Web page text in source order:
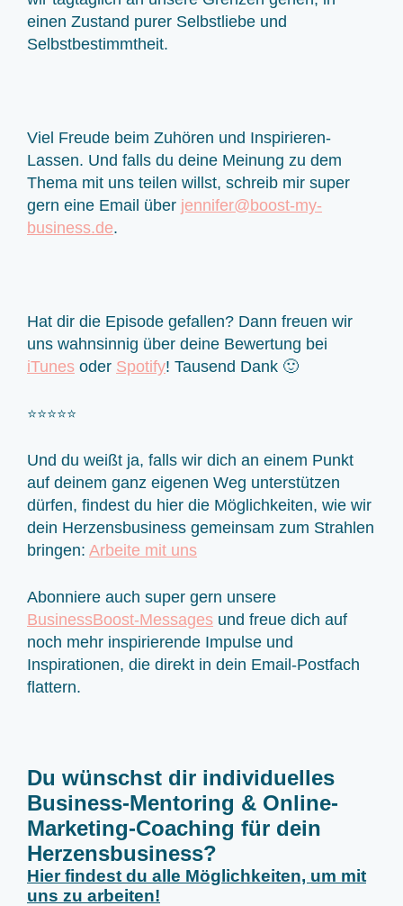
einen Zustand purer Selbstliebe und
Selbstbestimmtheit.
Viel Freude beim Zuhören und Inspirieren-
Lassen. Und falls du deine Meinung zu dem
Thema mit uns teilen willst, schreib mir super
gern eine Email über jennifer@boost-my-
business.de.
Hat dir die Episode gefallen? Dann freuen wir
uns wahnsinnig über deine Bewertung bei
iTunes oder Spotify! Tausend Dank 🙂
⭐⭐⭐⭐⭐
Und du weißt ja, falls wir dich an einem Punkt
auf deinem ganz eigenen Weg unterstützen
dürfen, findest du hier die Möglichkeiten, wie wir
dein Herzensbusiness gemeinsam zum Strahlen
bringen: Arbeite mit uns
Abonniere auch super gern unsere
BusinessBoost-Messages und freue dich auf
noch mehr inspirierende Impulse und
Inspirationen, die direkt in dein Email-Postfach
flattern.
Du wünschst dir individuelles
Business-Mentoring & Online-
Marketing-Coaching für dein
Herzensbusiness?
Hier findest du alle Möglichkeiten, um mit
uns zu arbeiten!